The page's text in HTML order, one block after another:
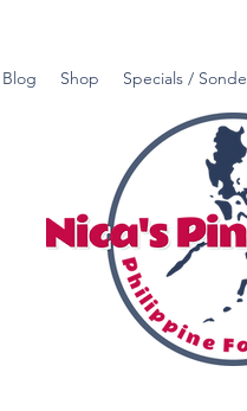
Blog Shop Specials /